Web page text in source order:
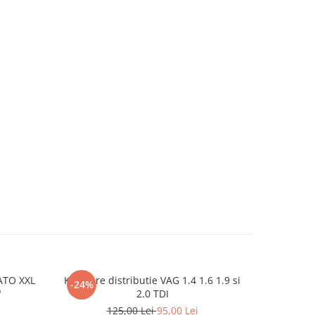
XXL
-24%
Kit fixare distributie VAG 1.4 1.6 1.9 si
2.0 TDI
125,00 Lei95,00 Lei